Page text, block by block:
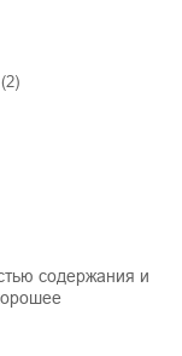
(2)
содержания и